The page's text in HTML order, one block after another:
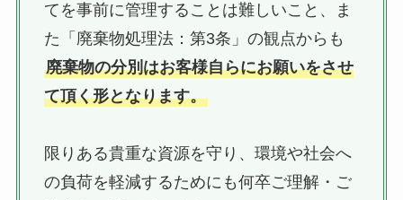
てを事前に管理することは難しいこと、ま
た「廃棄物処理法：第3条」の観点からも
廃棄物の分別はお客様自らにお願いをさせ
て頂く形となります。
限りある貴重な資源を守り、環境や社会へ
の負荷を軽減するためにも何卒ご理解・ご